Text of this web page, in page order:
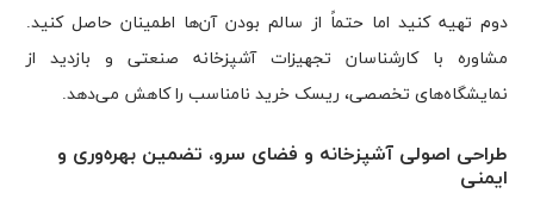
دوم تهیه کنید اما حتماً از سالم بودن آن‌ها اطمینان حاصل کنید.
مشاوره با کارشناسان تجهیزات آشپزخانه صنعتی و بازدید از
نمایشگاه‌های تخصصی، ریسک خرید نامناسب را کاهش می‌دهد.
طراحی اصولی آشپزخانه و فضای سرو، تضمین بهره‌وری و
ایمنی